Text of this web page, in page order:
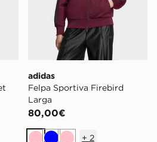
adidas
Felpa Sportiva Firebird
Larga
80,00€
+ 2